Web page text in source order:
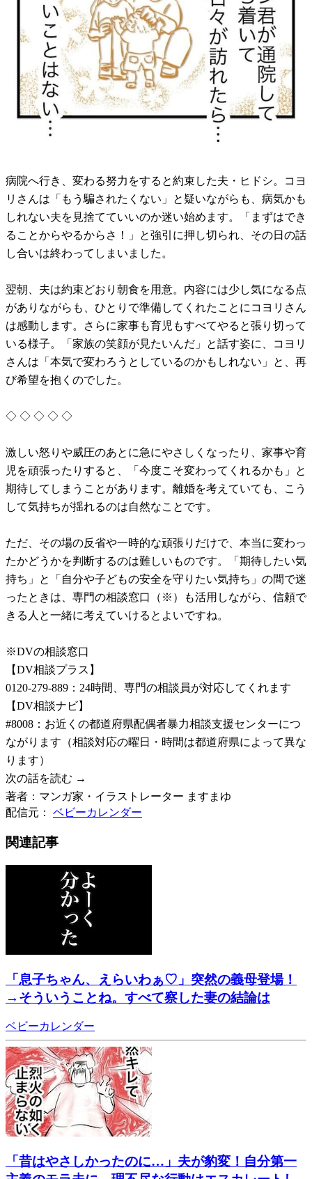
病院へ行き、変わる努力をすると約束した夫・ヒドシ。コヨ
リさんは「もう騙されたくない」と疑いながらも、病気かも
しれない夫を見捨てていいのか迷い始めます。「まずはでき
ることからやるからさ！」と強引に押し切られ、その日の話
し合いは終わってしまいました。
翌朝、夫は約束どおり朝食を用意。内容には少し気になる点
がありながらも、ひとりで準備してくれたことにコヨリさん
は感動します。さらに家事も育児もすべてやると張り切って
いる様子。「家族の笑顔が見たいんだ」と話す姿に、コヨリ
さんは「本気で変わろうとしているのかもしれない」と、再
び希望を抱くのでした。
◇ ◇ ◇ ◇ ◇
激しい怒りや威圧のあとに急にやさしくなったり、家事や育
児を頑張ったりすると、「今度こそ変わってくれるかも」と
期待してしまうことがあります。離婚を考えていても、こう
して気持ちが揺れるのは自然なことです。
ただ、その場の反省や一時的な頑張りだけで、本当に変わっ
たかどうかを判断するのは難しいものです。「期待したい気
持ち」と「自分や子どもの安全を守りたい気持ち」の間で迷
ったときは、専門の相談窓口（※）も活用しながら、信頼で
きる人と一緒に考えていけるとよいですね。
※DVの相談窓口
【DV相談プラス】
0120-279-889：24時間、専門の相談員が対応してくれます
【DV相談ナビ】
#8008：お近くの都道府県配偶者暴力相談支援センターにつ
ながります（相談対応の曜日・時間は都道府県によって異な
ります）
次の話を読む →
著者：マンガ家・イラストレーター ますまゆ
配信元： ベビーカレンダー
関連記事
「息子ちゃん、えらいわぁ♡」突然の義母登場！
→そういうことね。すべて察した妻の結論は
ベビーカレンダー
「昔はやさしかったのに…」夫が豹変！自分第一